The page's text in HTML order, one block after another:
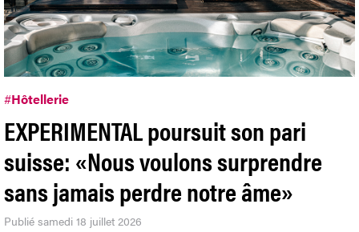
#Hôtellerie
EXPERIMENTAL poursuit son pari
suisse: «Nous voulons surprendre
sans jamais perdre notre âme»
Publié samedi 18 juillet 2026